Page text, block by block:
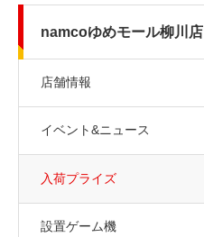
namcoゆめモール柳川店
店舗情報
イベント&ニュース
入荷プライズ
設置ゲーム機